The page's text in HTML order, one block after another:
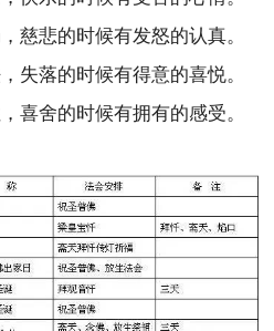
慈悲的时候有发怒的认真。
失落的时候有得意的喜悦。
喜舍的时候有拥有的感受。